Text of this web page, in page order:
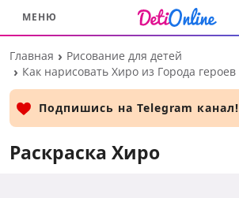
основному
контенту
МЕНЮ
Главная
Рисование для детей
Как нарисовать Хиро из Города героев
Подпишись на Telegram канал!
Раскраска Хиро